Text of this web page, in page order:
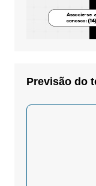
Previsão do